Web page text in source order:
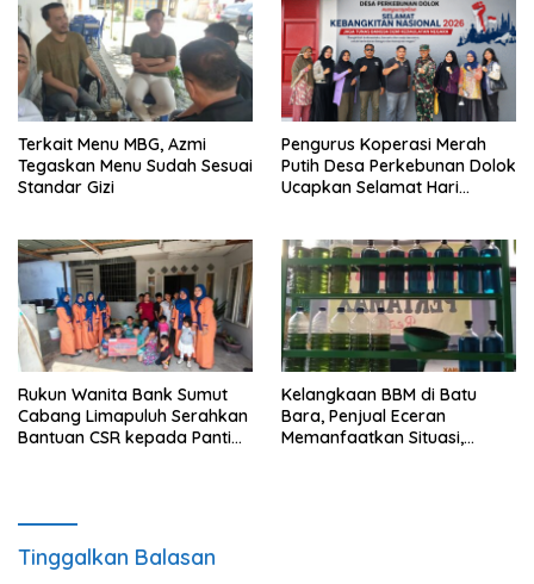
Terkait Menu MBG, Azmi
Tegaskan Menu Sudah Sesuai
Standar Gizi
Pengurus Koperasi Merah
Putih Desa Perkebunan Dolok
Ucapkan Selamat Hari
Rukun Wanita Bank Sumut
Cabang Limapuluh Serahkan
Bantuan CSR kepada Panti
Kelangkaan BBM di Batu
Bara, Penjual Eceran
Memanfaatkan Situasi,
Tinggalkan Balasan